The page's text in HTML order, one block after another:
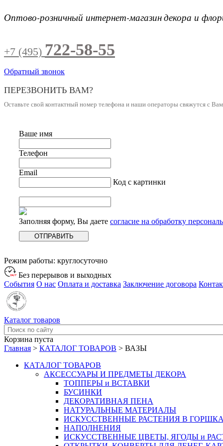
Оптово-розничный интернет-магазиндекора и
+7 (495) 722-58-55
Обратный звонок
ПЕРЕЗВОНИТЬ ВАМ?
Оставьте свой контактный номер телефона и наши операторы свяжутся с
Ваше имя
Телефон
Email
Код с картинки
Заполняя форму, Вы даете согласие на обработку
Режим работы: круглосуточно
Без перерывов и выходных
События О нас Оплата и доставка Заключение договора
Каталог товаров
Корзина пуста
Главная > КАТАЛОГ ТОВАРОВ > ВАЗЫ
КАТАЛОГ ТОВАРОВ
АКСЕССУАРЫ И ПРЕДМЕТЫ ДЕКОРА
ТОППЕРЫ и ВСТАВКИ
БУСИНКИ
ДЕКОРАТИВНАЯ ПЕНА
НАТУРАЛЬНЫЕ МАТЕРИАЛЫ
ИСКУССТВЕННЫЕ РАСТЕНИЯ В
НАПОЛНЕНИЯ
ИСКУССТВЕННЫЕ ЦВЕТЫ, ЯГОДЫ и